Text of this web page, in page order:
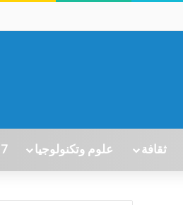
ثقافة علوم وتكنولوجيا 7نيوز TV